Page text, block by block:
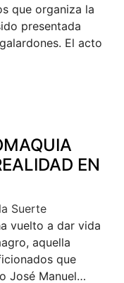
que organiza la
presentada
El acto
EN
Suerte
vuelto a dar vida
aquella
que
José Manuel…